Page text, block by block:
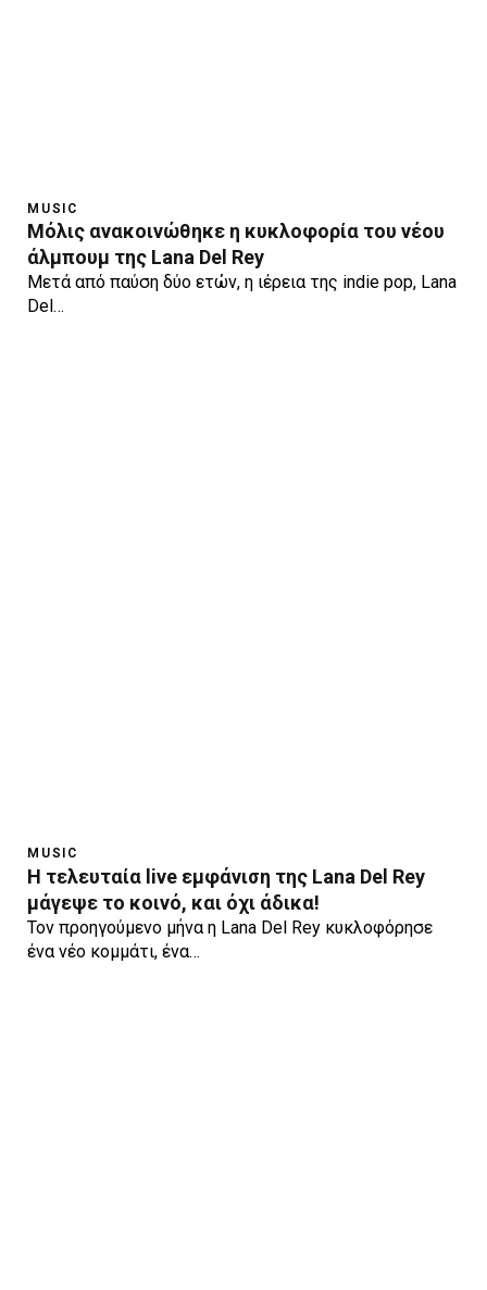
MUSIC
Μόλις ανακοινώθηκε η κυκλοφορία του νέου
άλμπουμ της Lana Del Rey
Μετά από παύση δύο ετών, η ιέρεια της indie pop, Lana
Del…
MUSIC
H τελευταία live εμφάνιση της Lana Del Rey
μάγεψε το κοινό, και όχι άδικα!
Τον προηγούμενο μήνα η Lana Del Rey κυκλοφόρησε
ένα νέο κομμάτι, ένα…